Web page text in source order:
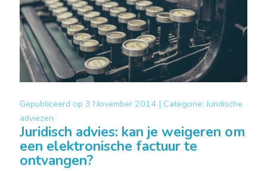
Gepubliceerd op 3 November 2014 | Categorie:Juridische
adviezen
Juridisch advies: kan je weigeren om
een elektronische factuur te
ontvangen?